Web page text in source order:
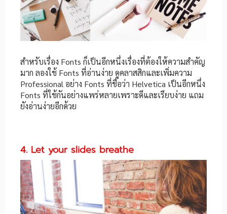
สำหรับเรื่อง Fonts ก็เป็นอีกหนึ่งเรื่องที่ต้องให้ความสำคัญ
มาก ลองใช้ Fonts ที่อ่านง่าย ดูคลาสสิกและเพิ่มความ
Professional อย่าง Fonts ที่ชื่อว่า Helvetica เป็นอีกหนึ่ง
Fonts ที่ใช้กันอย่างแพร่หลายเพราะดีและเรียบง่าย แถม
ยังอ่านง่ายอีกด้วย
4. Let your slides breathe